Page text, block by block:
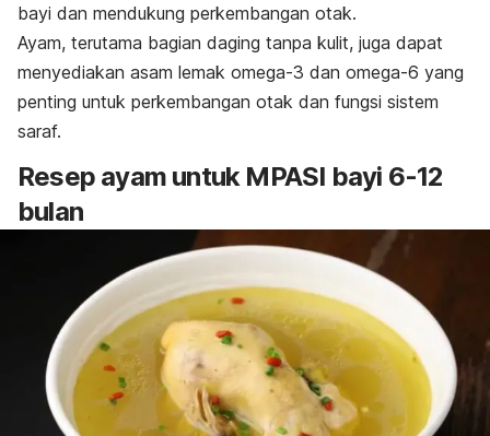
bayi dan mendukung perkembangan otak.
Ayam, terutama bagian daging tanpa kulit, juga dapat
menyediakan asam lemak omega-3 dan omega-6 yang
penting untuk perkembangan otak dan fungsi sistem
saraf.
Resep ayam untuk MPASI bayi 6-12
bulan